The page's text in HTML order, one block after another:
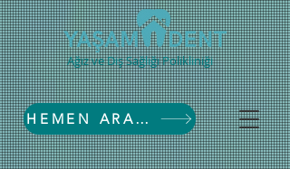
HEMEN ARAYIN
Ağız ve Diş Sağlığı Polikliniği